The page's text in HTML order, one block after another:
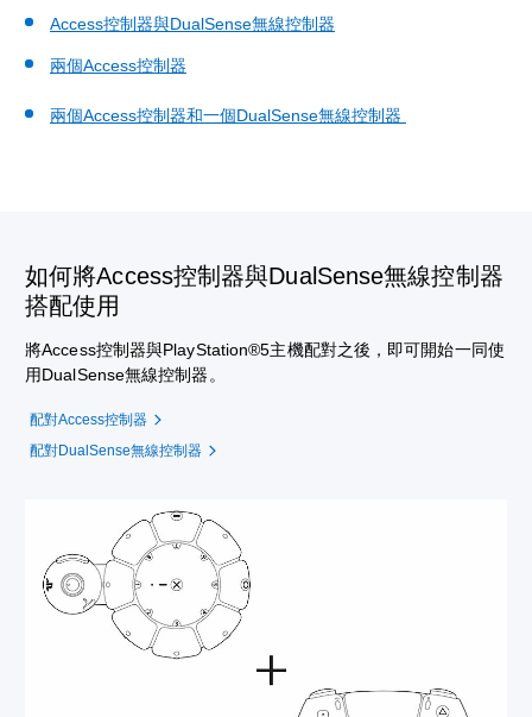
Access控制器與DualSense無線控制器
兩個Access控制器
兩個Access控制器和一個DualSense無線控制器
如何將Access控制器與DualSense無線控制器
搭配使用
將Access控制器與PlayStation®5主機配對之後，即可開始一同使
用DualSense無線控制器。
配對Access控制器
配對DualSense無線控制器